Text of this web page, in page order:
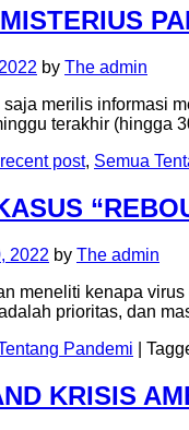
by The admin
merilis informasi
terakhir (hingga
post, Semua
2022 by The admin
meneliti kenapa
prioritas, dan
Pandemi
KRISIS